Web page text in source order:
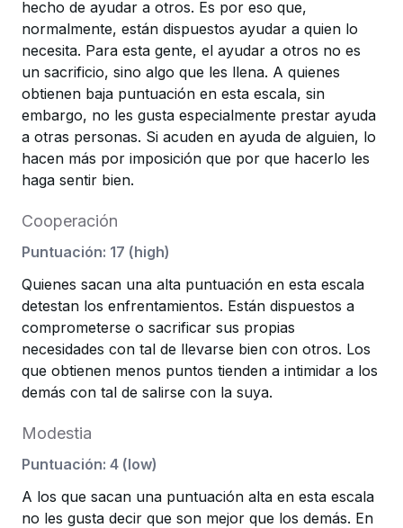
hecho de ayudar a otros. Es por eso que,
normalmente, están dispuestos ayudar a quien lo
necesita. Para esta gente, el ayudar a otros no es
un sacrificio, sino algo que les llena. A quienes
obtienen baja puntuación en esta escala, sin
embargo, no les gusta especialmente prestar ayuda
a otras personas. Si acuden en ayuda de alguien, lo
hacen más por imposición que por que hacerlo les
haga sentir bien.
Cooperación
Puntuación: 17 (high)
Quienes sacan una alta puntuación en esta escala
detestan los enfrentamientos. Están dispuestos a
comprometerse o sacrificar sus propias
necesidades con tal de llevarse bien con otros. Los
que obtienen menos puntos tienden a intimidar a los
demás con tal de salirse con la suya.
Modestia
Puntuación: 4 (low)
A los que sacan una puntuación alta en esta escala
no les gusta decir que son mejor que los demás. En